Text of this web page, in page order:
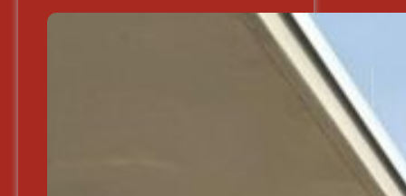
am
23.04.2026